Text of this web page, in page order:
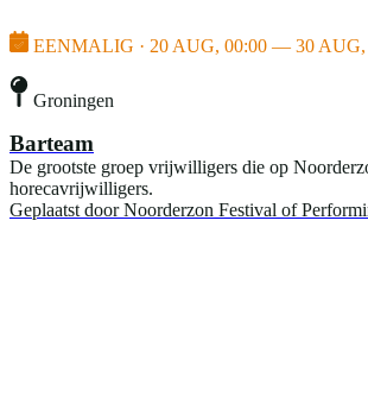
EENMALIG · 20 AUG, 00:00 — 30 AUG,
Groningen
Barteam
De grootste groep vrijwilligers die op
horecavrijwilligers.
Geplaatst door Noorderzon Festival of